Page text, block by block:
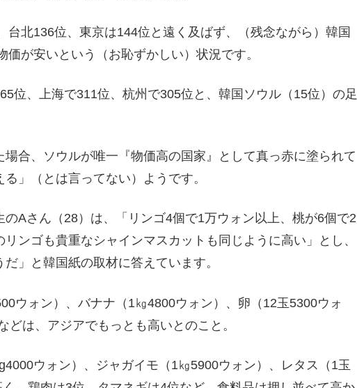
台北136位、東京は144位と遠く及ばず、（残念ながら）韓国
が安いという（お恥ずかしい）状況です。
位、上海で311位、杭州で305位と、韓国ソウル（15位）の足
合、ソウルが唯一『物価高の国家』として真っ赤に塗られて
」（とは言ってない）ようです。
Aさん（28）は、「リンゴ4個で1万ウォン以上、桃が6個で2
ンゴも貴重なシャインマスカットも同じように高い」とし、
」と韓国紙の取材に答えています。
ウォン）、バナナ（1㎏4800ウォン）、卵（12玉5300ウォ
どは、アジアでもっとも高いとのこと。
ウォン）、ジャガイモ（1㎏5900ウォン）、レタス（1玉